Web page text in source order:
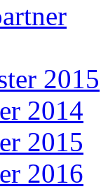
2015
2014
2015
2016